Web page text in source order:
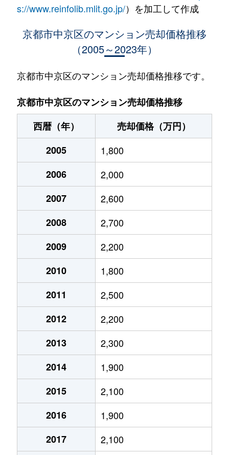
1,700万円
西ノ京春日町
2,000万円
円町
西ノ京春日町
2,300万円
円町
西ノ京春日町
1,500万円
円町
西ノ京春日町
2,000万円
西ノ京上平町
4,200万円
西ノ京小堀池町
1,900万円
西ノ京小堀池町
1,200万円
西ノ京小堀町
2,100万円
西ノ京下合町
3,400万円
西ノ京下合町
4,700万円
西ノ京下合町
3,200万円
西ノ京職司町
1,300万円
西ノ京伯楽町
2,100万円
西ノ京原町
2,400万円
西ノ京南円町
1,700万円
西ノ京南円町
2,500万円
s://www.reinfolib.mlit.go.jp/）を加工して作成
京都市中京区のマンション売却価格推移
（2005～2023年）
京都市中京区のマンション売却価格推移です。
京都市中京区のマンション売却価格推移
西暦（年）
売却価格（万円）
2005
1,800
2006
2,000
2007
2,600
2008
2,700
2009
2,200
2010
1,800
2011
2,500
2012
2,200
2013
2,300
2014
1,900
2015
2,100
2016
1,900
2017
2,100